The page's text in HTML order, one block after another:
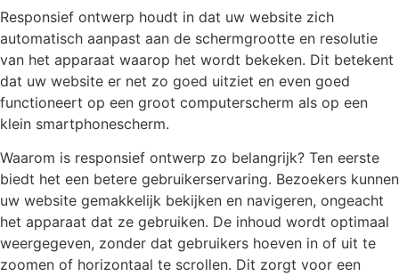
Responsief ontwerp houdt in dat uw website zich
automatisch aanpast aan de schermgrootte en resolutie
van het apparaat waarop het wordt bekeken. Dit betekent
dat uw website er net zo goed uitziet en even goed
functioneert op een groot computerscherm als op een
klein smartphonescherm.
Waarom is responsief ontwerp zo belangrijk? Ten eerste
biedt het een betere gebruikerservaring. Bezoekers kunnen
uw website gemakkelijk bekijken en navigeren, ongeacht
het apparaat dat ze gebruiken. De inhoud wordt optimaal
weergegeven, zonder dat gebruikers hoeven in of uit te
zoomen of horizontaal te scrollen. Dit zorgt voor een